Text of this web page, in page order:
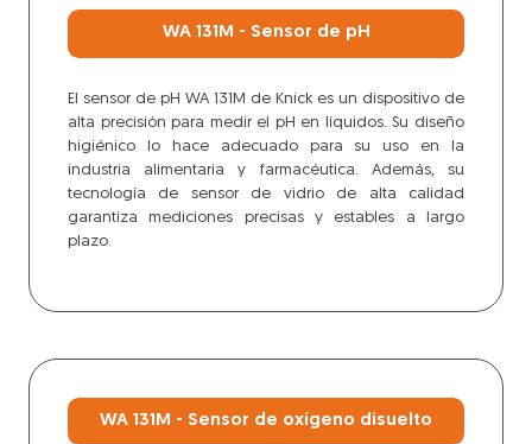
WA 131M - Sensor de pH
El sensor de pH WA 131M de Knick es un dispositivo de
alta precisión para medir el pH en líquidos. Su diseño
higiénico lo hace adecuado para su uso en la
industria alimentaria y farmacéutica. Además, su
tecnología de sensor de vidrio de alta calidad
garantiza mediciones precisas y estables a largo
plazo.
WA 131M - Sensor de oxígeno disuelto